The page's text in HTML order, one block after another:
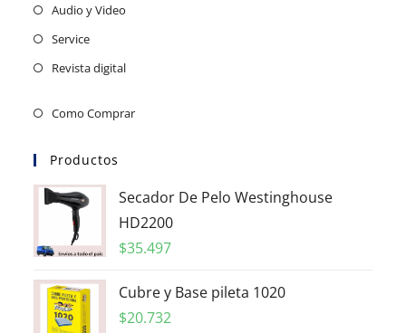
Audio y Video
Service
Revista digital
Como Comprar
Productos
Secador De Pelo Westinghouse
HD2200
$35.497
Cubre y Base pileta 1020
$20.732